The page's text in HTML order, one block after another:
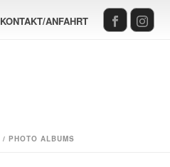
KONTAKT/ANFAHRT
/ PHOTO ALBUMS